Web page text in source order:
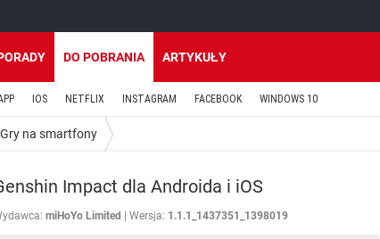
DO POBRANIA ARTYKUŁY
IOS NETFLIX INSTAGRAM FACEBOOK WINDOWS 10
Gry na smartfony
Impact dla Androida i iOS
miHoYo Limited Wersja: 1.1.1_1437351_1398019